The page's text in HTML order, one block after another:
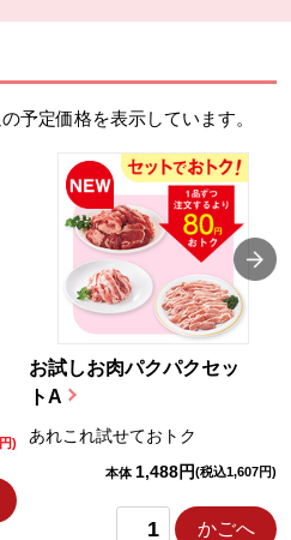
予定価格を表示しています。
)
お試しお肉パクパクセッ
トA
あれこれ試せておトク
本体 1,488円(税込1,607円)
かごへ